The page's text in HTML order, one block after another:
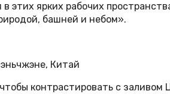
этих ярких рабочих
башней и небом».
контрастировать с